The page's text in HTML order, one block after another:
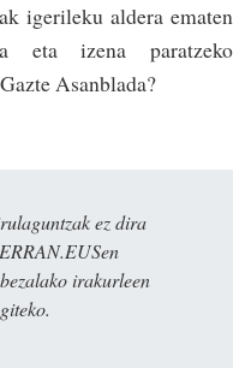
igerileku aldera ematen
eta izena paratzeko
Asanblada?
ez dira
irakurleen